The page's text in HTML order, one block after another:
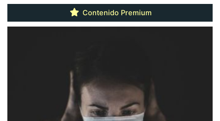
Contenido Premium